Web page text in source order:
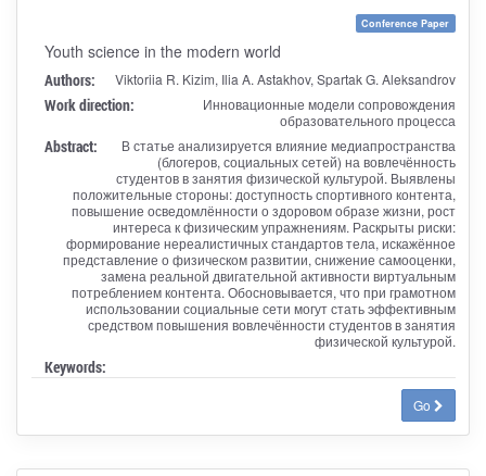
Conference Paper
Youth science in the modern world
Authors: Viktoriia R. Kizim, Ilia A. Astakhov, Spartak G. Aleksandrov
Work direction:
Инновационные модели сопровождения
образовательного процесса
Abstract:
В статье анализируется влияние медиапространства
(блогеров, социальных сетей) на вовлечённость
студентов в занятия физической культурой. Выявлены
положительные стороны: доступность спортивного контента,
повышение осведомлённости о здоровом образе жизни, рост
интереса к физическим упражнениям. Раскрыты риски:
формирование нереалистичных стандартов тела, искажённое
представление о физическом развитии, снижение самооценки,
замена реальной двигательной активности виртуальным
потреблением контента. Обосновывается, что при грамотном
использовании социальные сети могут стать эффективным
средством повышения вовлечённости студентов в занятия
физической культурой.
Keywords:
Go